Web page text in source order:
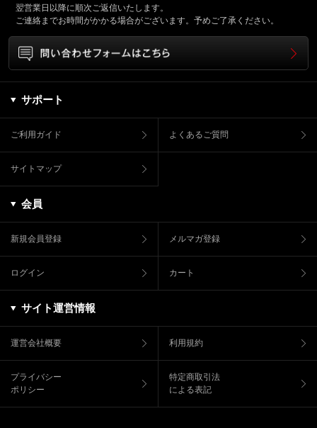
翌営業日以降に順次ご返信いたします。
ご連絡までお時間がかかる場合がございます。予めご了承ください。
サポート
ご利用ガイド よくあるご質問
サイトマップ
会員
新規会員登録 メルマガ登録
ログイン カート
サイト運営情報
運営会社概要 利用規約
プライバシー
ポリシー
特定商取引法
による表記